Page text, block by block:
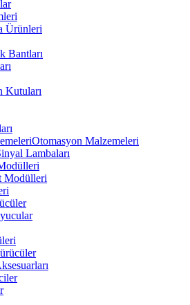
Ürünleri
Bantları
Kutuları
Otomasyon Malzemeleri
Lambaları
Modülleri